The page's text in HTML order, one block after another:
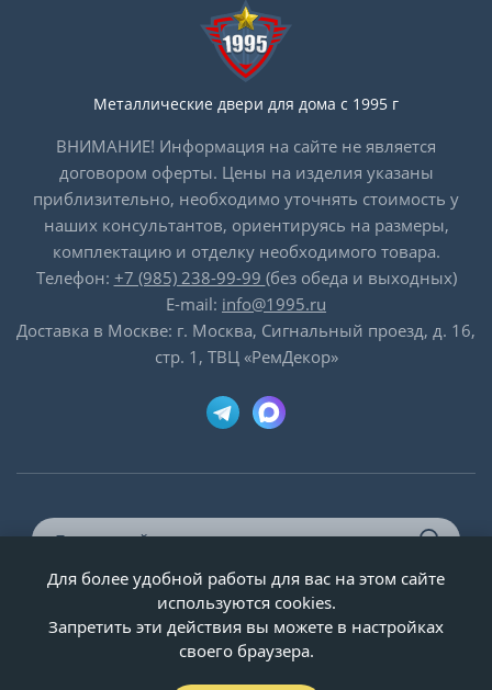
Металлические двери для дома с 1995 г
ВНИМАНИЕ! Информация на сайте не является
договором оферты. Цены на изделия указаны
приблизительно, необходимо уточнять стоимость у
наших консультантов, ориентируясь на размеры,
комплектацию и отделку необходимого товара.
Телефон: +7 (985) 238-99-99 (без обеда и выходных)
E-mail: info@1995.ru
Доставка в Москве: г. Москва, Сигнальный проезд, д. 16,
стр. 1, ТВЦ «РемДекор»
© ООО «Двери-и-точка», ИНН 5020092947, 1995-2026 г.
Для более удобной работы для вас на этом сайте
используются cookies.
Запретить эти действия вы можете в настройках
своего браузера.